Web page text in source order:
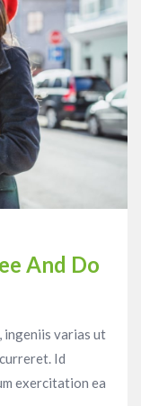
And Do
ingeniis varias ut
Id
exercitation ea